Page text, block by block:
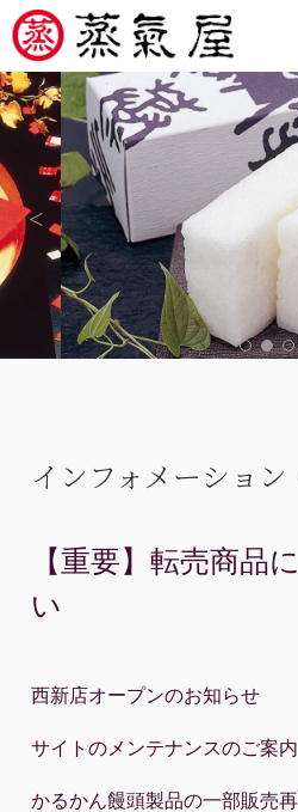
<
インフォメーション
【重要】転売商品
い
西新店オープンのお知らせ
サイトのメンテナンスのご案内
かるかん饅頭製品の一部販売